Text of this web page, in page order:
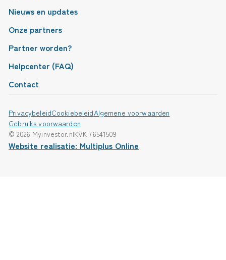
Nieuws en updates
Onze partners
Partner worden?
Helpcenter (FAQ)
Contact
© 2026 Myinvestor.nlKVK 76541509
PrivacybeleidCookiebeleidAlgemene voorwaarden
Gebruiks voorwaarden
Website realisatie: Multiplus Online